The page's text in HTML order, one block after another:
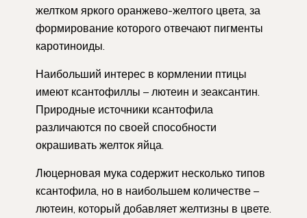
желтком яркого оранжево-желтого цвета, за
формирование которого отвечают пигменты
каротиноиды.
Наибольший интерес в кормлении птицы
имеют ксантофиллы – лютеин и зеаксантин.
Природные источники ксантофила
различаются по своей способности
окрашивать желток яйца.
Люцерновая мука содержит несколько типов
ксантофила, но в наибольшем количестве –
лютеин, который добавляет желтизны в цвете.